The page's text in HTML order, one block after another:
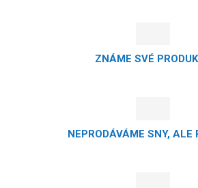
ZNÁME SVÉ
NEPRODÁVÁME SNY, ALE